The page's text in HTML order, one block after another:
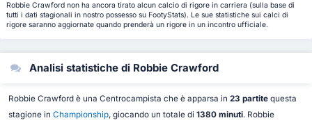
Robbie Crawford non ha ancora tirato alcun calcio di rigore in carriera (sulla base di
tutti i dati stagionali in nostro possesso su FootyStats). Le sue statistiche sui calci di
rigore saranno aggiornate quando prenderà un rigore in un incontro ufficiale.
Analisi statistiche di Robbie Crawford
Robbie Crawford è una Centrocampista che è apparsa in 23 partitequesta
stagione in Championship, giocando un totale di 1380 minuti. Robbie